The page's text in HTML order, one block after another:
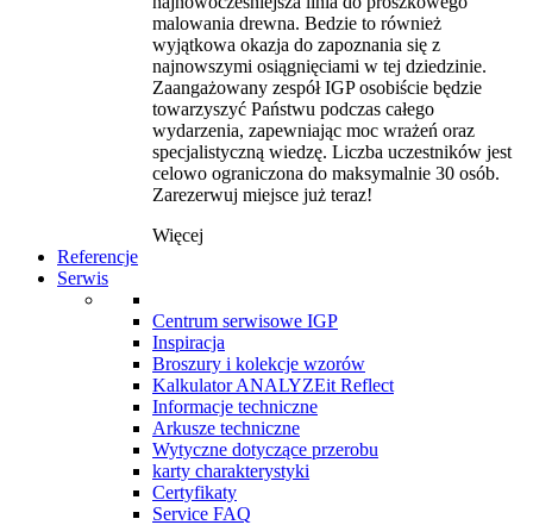
malowania drewna. Bedzie to również
wyjątkowa okazja do zapoznania się z
najnowszymi osiągnięciami w tej dziedzinie.
Zaangażowany zespół IGP osobiście będzie
towarzyszyć Państwu podczas całego
wydarzenia, zapewniając moc wrażeń oraz
specjalistyczną wiedzę. Liczba uczestników jest
celowo ograniczona do maksymalnie 30 osób.
Zarezerwuj miejsce już teraz!
Więcej
Referencje
Serwis
Centrum serwisowe IGP
Inspiracja
Broszury i kolekcje wzorów
Kalkulator ANALYZEit Reflect
Informacje techniczne
Arkusze techniczne
Wytyczne dotyczące przerobu
karty charakterystyki
Certyfikaty
Service FAQ